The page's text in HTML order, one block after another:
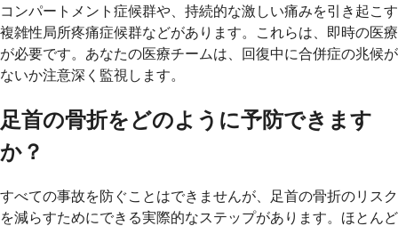
コンパートメント症候群や、持続的な激しい痛みを引き起こす
複雑性局所疼痛症候群などがあります。これらは、即時の医療
が必要です。あなたの医療チームは、回復中に合併症の兆候が
ないか注意深く監視します。
足首の骨折をどのように予防できます
か？
すべての事故を防ぐことはできませんが、足首の骨折のリスク
を減らすためにできる実際的なステップがあります。ほとんど